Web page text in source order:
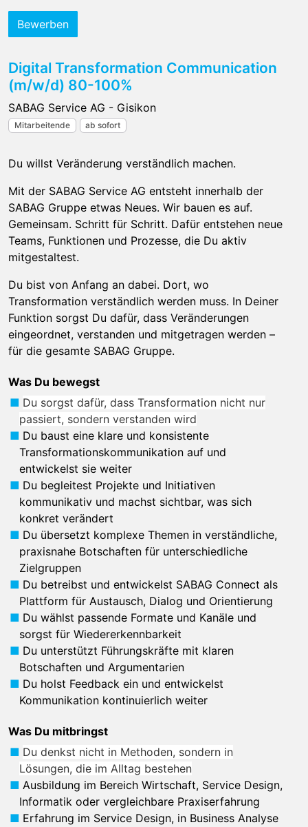
Bewerben
Digital Transformation Communication
(m/w/d) 80-100%
SABAG Service AG - Gisikon
Mitarbeitende ab sofort
Du willst Veränderung verständlich machen.
Mit der SABAG Service AG entsteht innerhalb der
SABAG Gruppe etwas Neues. Wir bauen es auf.
Gemeinsam. Schritt für Schritt. Dafür entstehen neue
Teams, Funktionen und Prozesse, die Du aktiv
mitgestaltest.
Du bist von Anfang an dabei. Dort, wo
Transformation verständlich werden muss. In Deiner
Funktion sorgst Du dafür, dass Veränderungen
eingeordnet, verstanden und mitgetragen werden –
für die gesamte SABAG Gruppe.
Was Du bewegst
Du sorgst dafür, dass Transformation nicht nur
passiert, sondern verstanden wird
Du baust eine klare und konsistente
Transformationskommunikation auf und
entwickelst sie weiter
Du begleitest Projekte und Initiativen
kommunikativ und machst sichtbar, was sich
konkret verändert
Du übersetzt komplexe Themen in verständliche,
praxisnahe Botschaften für unterschiedliche
Zielgruppen
Du betreibst und entwickelst SABAG Connect als
Plattform für Austausch, Dialog und Orientierung
Du wählst passende Formate und Kanäle und
sorgst für Wiedererkennbarkeit
Du unterstützt Führungskräfte mit klaren
Botschaften und Argumentarien
Du holst Feedback ein und entwickelst
Kommunikation kontinuierlich weiter
Was Du mitbringst
Du denkst nicht in Methoden, sondern in
Lösungen, die im Alltag bestehen
Ausbildung im Bereich Wirtschaft, Service Design,
Informatik oder vergleichbare Praxiserfahrung
Erfahrung im Service Design, in Business Analyse